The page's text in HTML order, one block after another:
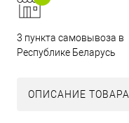
3 пункта самовывоза в
Республике Беларусь
ОПИСАНИЕ ТОВАРА